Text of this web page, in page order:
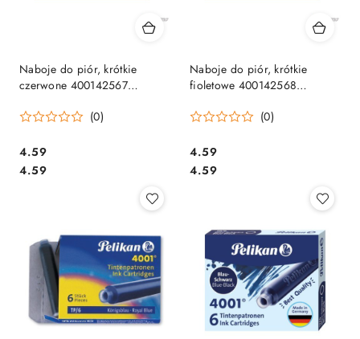
Naboje do piór, krótkie
czerwone 400142567
(0)
Cena:
4.59
Cena:
4.59
Naboje do piór, krótkie
fioletowe 400142568
(0)
Cena:
4.59
Cena:
4.59